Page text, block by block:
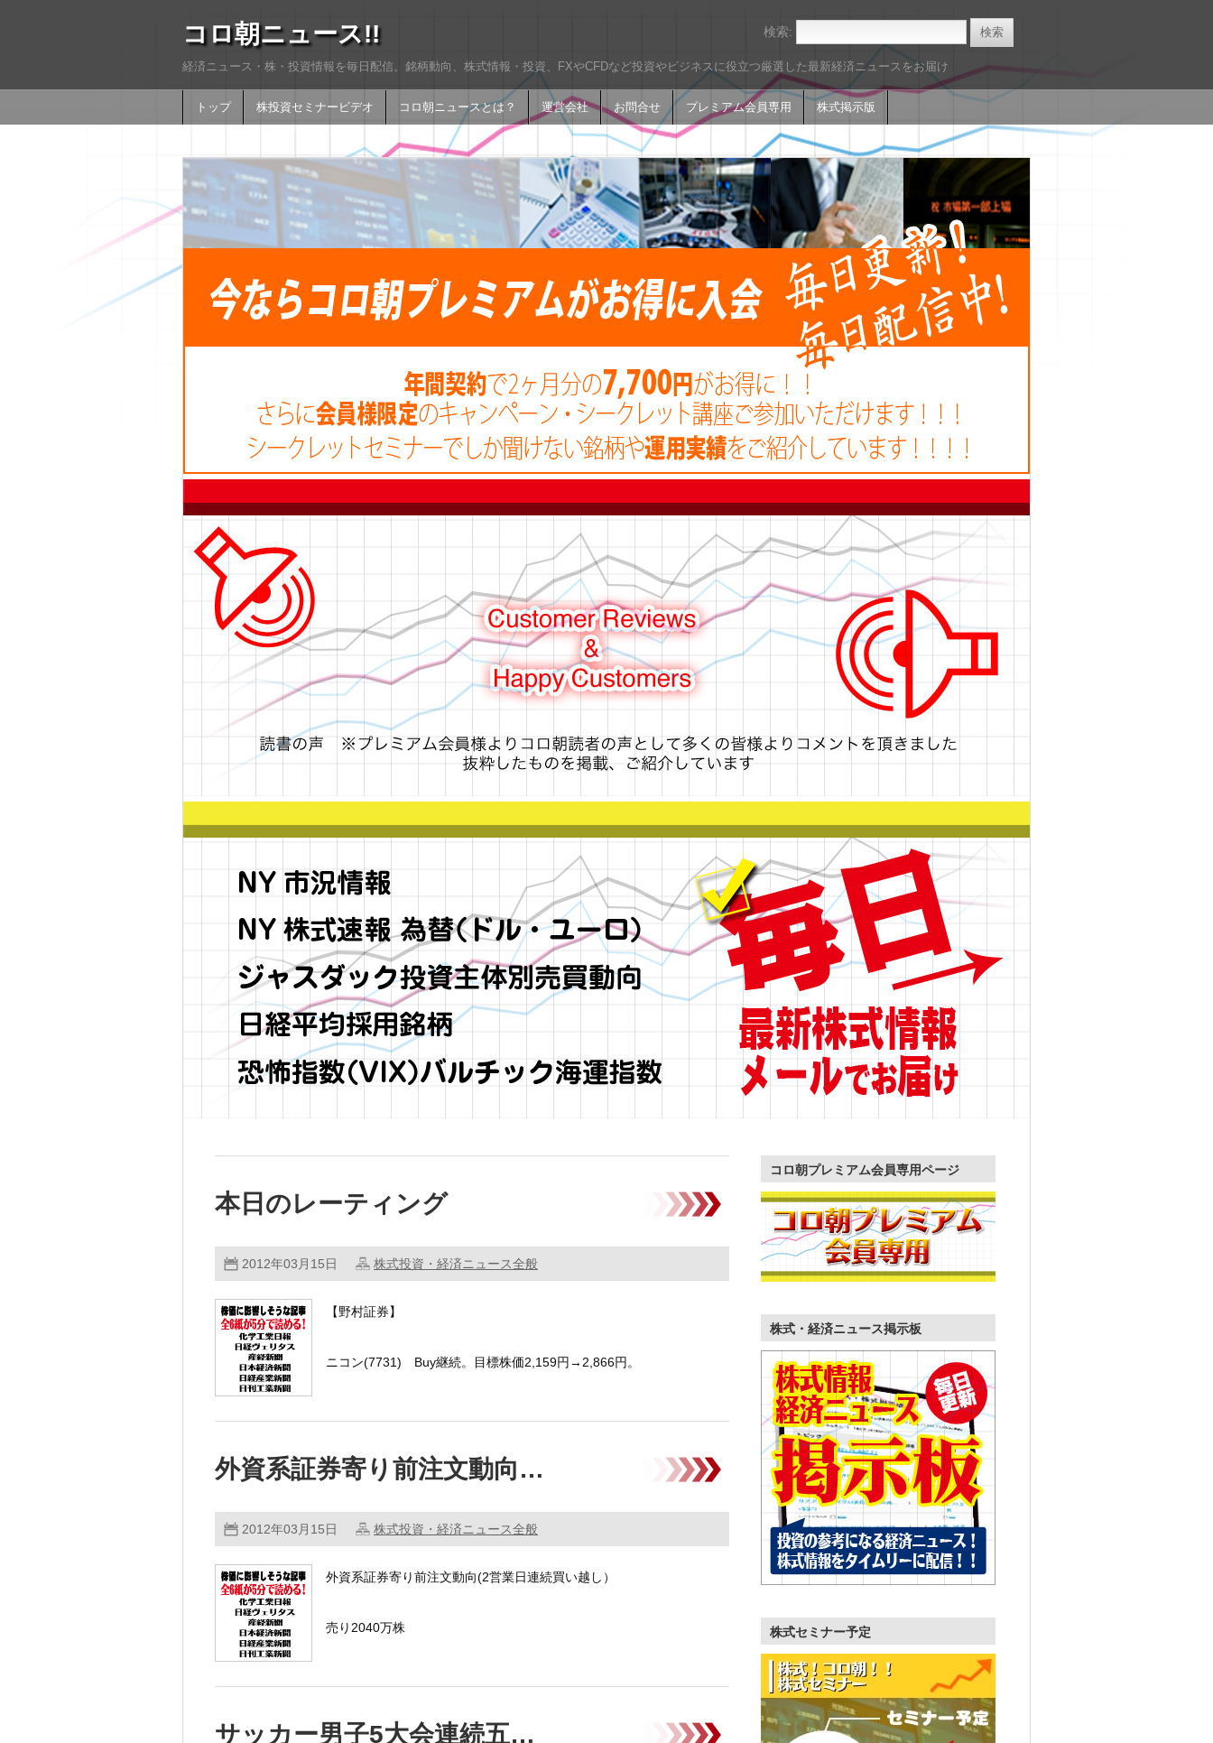
コロ朝ニュース!!
経済ニュース・株・投資情報を毎日配信。銘柄動向、株式情報・投資、FXやCFDなど投資やビジネスに役立つ厳選した最新経済ニュースをお届け
トップ 株投資セミナービデオ コロ朝ニュースとは？ 運営会社 お問合せ プレミアム会員専用 株式掲示版
検索:
本日のレーティング
2012年03月15日 株式投資・経済ニュース全般
【野村証券】
ニコン(7731) Buy継続。目標株価2,159円→2,866円。
外資系証券寄り前注文動向…
2012年03月15日 株式投資・経済ニュース全般
外資系証券寄り前注文動向(2営業日連続買い越し）
売り2040万株
差し引き860万株の買い越し。
サッカー男子5大会連続五…
コロ朝プレミアム会員専用ページ
株式・経済ニュース掲示板
株式セミナー予定